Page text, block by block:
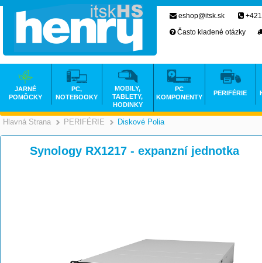
Hlavná Strana >
PERIFÉRIE >
Diskové Polia
Synology RX1217 - expanzní jednotka
eshop@itsk.sk
Často kladené otázky
JARNÉ
POMÔCKY
PC,
NOTEBOOKY
MOBILY,
TABLETY,
HODINKY
PC
KOMPONENTY
PERIFÉRIE